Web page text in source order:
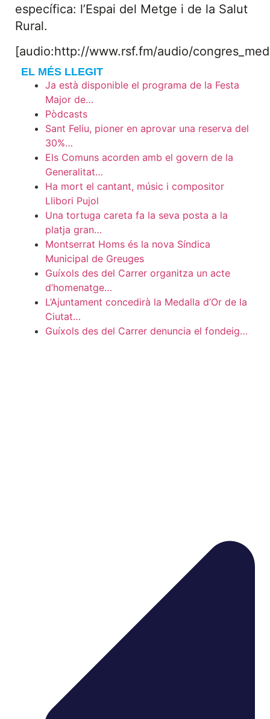
específica: l’Espai del Metge i de la Salut
Rural.
[audio:http://www.rsf.fm/audio/
EL MÉS LLEGIT
Ja està disponible el programa de la Festa
Major de…
Pòdcasts
Sant Feliu, pioner en aprovar una reserva del
30%…
Els Comuns acorden amb el govern de la
Generalitat…
Ha mort el cantant, músic i compositor
Llibori Pujol
Una tortuga careta fa la seva posta a la
platja gran…
Montserrat Homs és la nova Síndica
Municipal de Greuges
Guíxols des del Carrer organitza un acte
d’homenatge…
L’Ajuntament concedirà la Medalla d’Or de la
Ciutat…
Guíxols des del Carrer denuncia el fondeig…